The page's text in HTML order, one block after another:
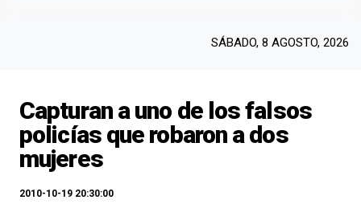
SÁBADO, 8 AGOSTO, 2026
Capturan a uno de los falsos
policías que robaron a dos
mujeres
2010-10-19 20:30:00